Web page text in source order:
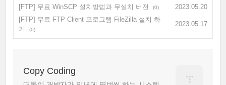
[FTP] 무료 WinSCP 설치방법과 무설치 버전 (0)
2023.05.20
[FTP] 무료 FTP Client 프로그램 FileZilla 설치 하
기
(0)
2023.05.17
Copy Coding